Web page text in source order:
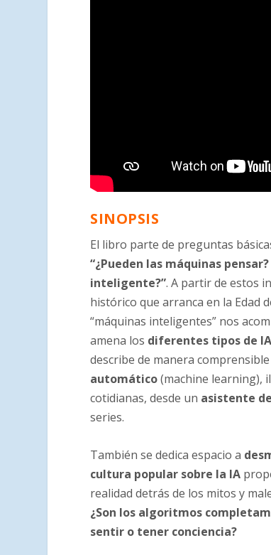
SINOPSIS
El libro parte de preguntas
“¿Pueden las máquinas
inteligente?”. A partir de estos
histórico que arranca en la Edad
“máquinas inteligentes” nos
amena los diferentes tipos de IA
describe de manera comprensible
automático(machine learning),
cotidianas, desde un asistente
series.
También se dedica espacio a
cultura popular sobre la IA
realidad detrás de los mitos y
¿Son los algoritmos
sentir o tener conciencia?